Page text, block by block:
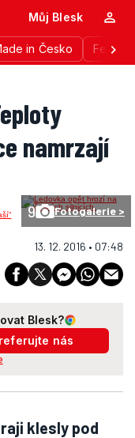
in Česko
Můj Blesk
namrzají
9 Fotogalerie >
13. 12. 2016 • 07:48
Blesk?
nás
klesly pod